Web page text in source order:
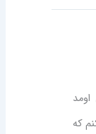
که